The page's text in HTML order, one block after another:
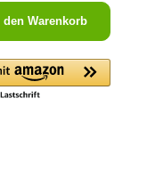
die Schaltflächen um
den Warenkorb